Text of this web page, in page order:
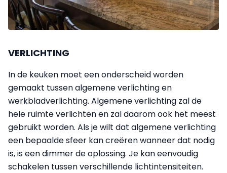
VERLICHTING
In de keuken moet een onderscheid worden
gemaakt tussen algemene verlichting en
werkbladverlichting. Algemene verlichting zal de
hele ruimte verlichten en zal daarom ook het meest
gebruikt worden. Als je wilt dat algemene verlichting
een bepaalde sfeer kan creëren wanneer dat nodig
is, is een dimmer de oplossing. Je kan eenvoudig
schakelen tussen verschillende lichtintensiteiten.